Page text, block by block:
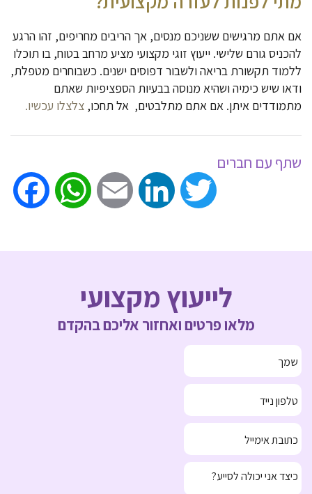
אם אתם מרגישים ששניכם מנסים, אך הריבים מחריפים, זהו הרגע
להכניס גורם שלישי. ייעוץ זוגי מקצועי מציע מרחב בטוח, בו תוכלו
ללמוד תקשורת בריאה ולשבור דפוסים ישנים. כשבוחרים מטפלת,
ודאו שיש כימיה ושהיא מנוסה בבעיות הספציפיות שאתם
מתמודדים איתן. אם אתם מתלבטים, אל תחכו, צלצלו עכשיו.
שתף עם חברים
Twitter
LinkedIn
Email
WhatsApp
לייעוץ מקצועי
מלאו פרטים ואחזור אליכם בהקדם